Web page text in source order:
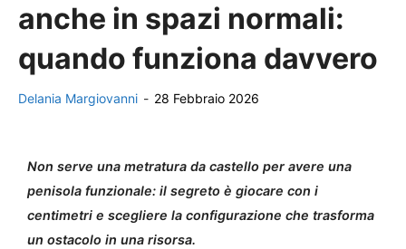
anche in spazi normali:
quando funziona davvero
Delania Margiovanni - 28 Febbraio 2026
Non serve una metratura da castello per avere una
penisola funzionale: il segreto è giocare con i
centimetri e scegliere la configurazione che trasforma
un ostacolo in una risorsa.